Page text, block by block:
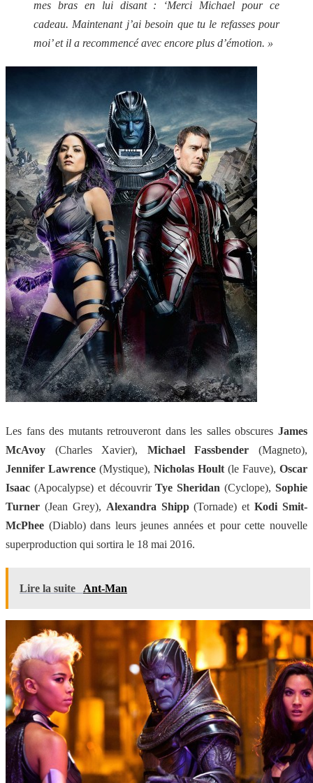
mes bras en lui disant : ‘Merci Michael pour ce
cadeau. Maintenant j’ai besoin que tu le refasses pour
moi’ et il a recommencé avec encore plus d’émotion. »
Les fans des mutants retrouveront dans les salles obscures James
McAvoy (Charles Xavier), Michael Fassbender (Magneto),
Jennifer Lawrence (Mystique), Nicholas Hoult (le Fauve), Oscar
Isaac (Apocalypse) et découvrirTye Sheridan (Cyclope),Sophie
Turner (Jean Grey), Alexandra Shipp(Tornade) etKodi Smit-
McPhee (Diablo) dans leurs jeunes années et pour cette nouvelle
superproduction qui sortira le 18 mai 2016.
Lire la suite Ant-Man